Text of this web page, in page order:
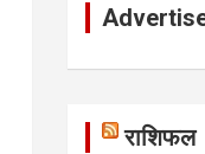
राशिफल